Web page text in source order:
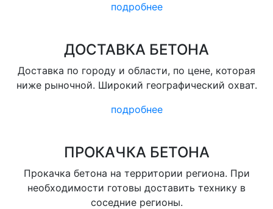
подробнее
ДОСТАВКА БЕТОНА
Доставка по городу и области, по цене, которая
ниже рыночной. Широкий географический охват.
подробнее
ПРОКАЧКА БЕТОНА
Прокачка бетона на территории региона. При
необходимости готовы доставить технику в
соседние регионы.